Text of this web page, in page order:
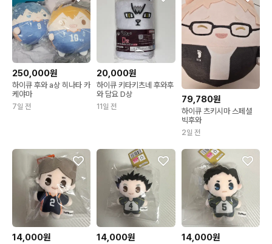
250,000원
하이큐 후와 a상 히나타 카
케야마
7일 전
20,000원
하이큐 키타키츠네 후와후
와 담요 D상
11일 전
79,780원
하이큐 츠키시마 스페셜
빅후와
2일 전
14,000원 14,000원 14,000원